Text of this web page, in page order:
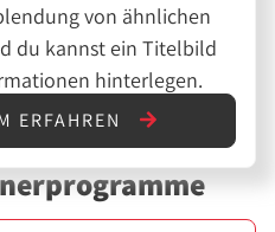
von ähnlichen
du kannst ein Titelbild
hinterlegen.
ERFAHREN